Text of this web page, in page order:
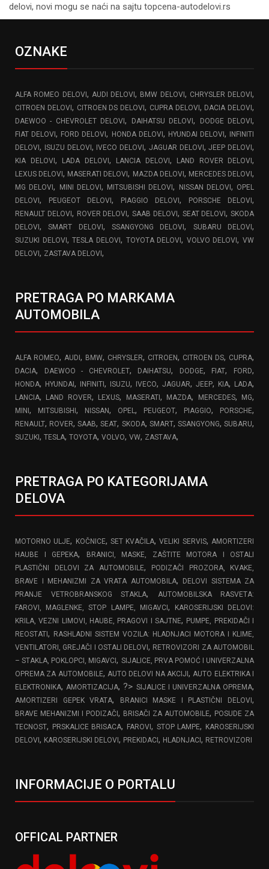
delovi, novi mogu se naći na sajtu topcena-autodelovi.rs
OZNAKE
ALFA ROMEO DELOVI , AUDI DELOVI , BMW DELOVI , CHRYSLER DELOVI ,
CITROEN DELOVI , CITROEN DS DELOVI , CUPRA DELOVI , DACIA DELOVI ,
DAEWOO - CHEVROLET DELOVI, DAIHATSU DELOVI, DODGE DELOVI,
FIAT DELOVI, FORD DELOVI, HONDA DELOVI , HYUNDAI DELOVI ,
INFINITI
DELOVI , ISUZU DELOVI , IVECO DELOVI , JAGUAR DELOVI ,JEEP DELOVI ,
KIA DELOVI , LADA DELOVI , LANCIA DELOVI , LAND ROVER DELOVI ,
LEXUS DELOVI, MASERATI DELOVI, MAZDA DELOVI , MERCEDES DELOVI,
MG DELOVI, MINI DELOVI , MITSUBISHI DELOVI, NISSAN DELOVI , OPEL
DELOVI , PEUGEOT DELOVI , PIAGGIO DELOVI , PORSCHE DELOVI ,
RENAULT DELOVI , ROVER DELOVI, SAAB DELOVI , SEAT DELOVI, SKODA
DELOVI ,SMART DELOVI ,SSANGYONG DELOVI, SUBARU DELOVI,
SUZUKI DELOVI ,TESLA DELOVI , TOYOTA DELOVI, VOLVO DELOVI, VW
DELOVI , ZASTAVA DELOVI ,
PRETRAGA PO MARKAMA
AUTOMOBILA
ALFA ROMEO, AUDI , BMW, CHRYSLER, CITROEN, CITROEN DS, CUPRA,
DACIA, DAEWOO - CHEVROLET, DAIHATSU, DODGE, FIAT, FORD,
HONDA, HYUNDAI , INFINITI , ISUZU, IVECO, JAGUAR, JEEP, KIA, LADA,
LANCIA, LAND ROVER, LEXUS, MASERATI , MAZDA, MERCEDES, MG,
MINI , MITSUBISHI , NISSAN, OPEL, PEUGEOT, PIAGGIO, PORSCHE,
RENAULT, ROVER,SAAB,SEAT, SKODA, SMART, SSANGYONG,SUBARU,
SUZUKI , TESLA, TOYOTA, VOLVO, VW, ZASTAVA,
PRETRAGA PO KATEGORIJAMA
DELOVA
MOTORNO ULJE, KOČNICE, SET KVAČILA,VELIKI SERVIS,AMORTIZERI
HAUBE I GEPEKA,
BRANICI, MASKE, ZAŠTITE MOTORA I OSTALI
PLASTIČNI DELOVI ZA AUTOMOBILE,
PODIZAČI PROZORA, KVAKE,
BRAVE I MEHANIZMI ZA VRATA AUTOMOBILA,
DELOVI SISTEMA ZA
PRANJE VETROBRANSKOG STAKLA,
AUTOMOBILSKA RASVETA:
FAROVI, MAGLENKE, STOP LAMPE, MIGAVCI ,
KAROSERIJSKI DELOVI:
KRILA, VEZNI LIMOVI, HAUBE, PRAGOVI I SAJTNE, PUMPE, PREKIDAČI I
REOSTATI ,
RASHLADNI SISTEM VOZILA: HLADNJACI MOTORA I KLIME,
VENTILATORI, GREJAČI I OSTALI DELOVI, RETROVIZORI ZA AUTOMOBIL
– STAKLA, POKLOPCI, MIGAVCI, SIJALICE, PRVA POMOĆ I UNIVERZALNA
OPREMA ZA AUTOMOBILE,AUTO DELOVI NA AKCIJI,AUTO ELEKTRIKA I
ELEKTRONIKA,AMORTIZACIJA, ?> SIJALICE I UNIVERZALNA OPREMA,
AMORTIZERI GEPEK VRATA, BRANICI MASKE I PLASTIČNI DELOVI,
BRAVE MEHANIZMI I PODIZAČI , BRISAČI ZA AUTOMOBILE, POSUDE ZA
TECNOST, PRSKALICE BRISACA, FAROVI, STOP LAMPE,
KAROSERIJSKI
DELOVI , KAROSERIJSKI DELOVI , PREKIDACI , HLADNJACI , RETROVIZORI
INFORMACIJE O PORTALU
OFFICAL PARTNER